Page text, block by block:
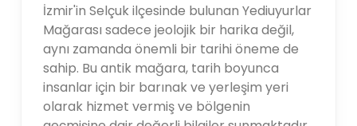
İzmir'in Selçuk ilçesinde bulunan Yediuyurlar
Mağarası sadece jeolojik bir harika değil,
aynı zamanda önemli bir tarihi öneme de
sahip. Bu antik mağara, tarih boyunca
insanlar için bir barınak ve yerleşim yeri
olarak hizmet vermiş ve bölgenin